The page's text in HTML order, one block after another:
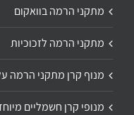
מתקני הרמה בוואקום
מתקני הרמה לזכוכיות
מנוף קרן מתקני הרמה
מנופי קרן חשמליים